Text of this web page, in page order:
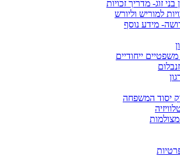
בני זוג- מדריך זכויות
למוריש וליורש
מידע נוסף
ייחודיים
יסוד המשפחה